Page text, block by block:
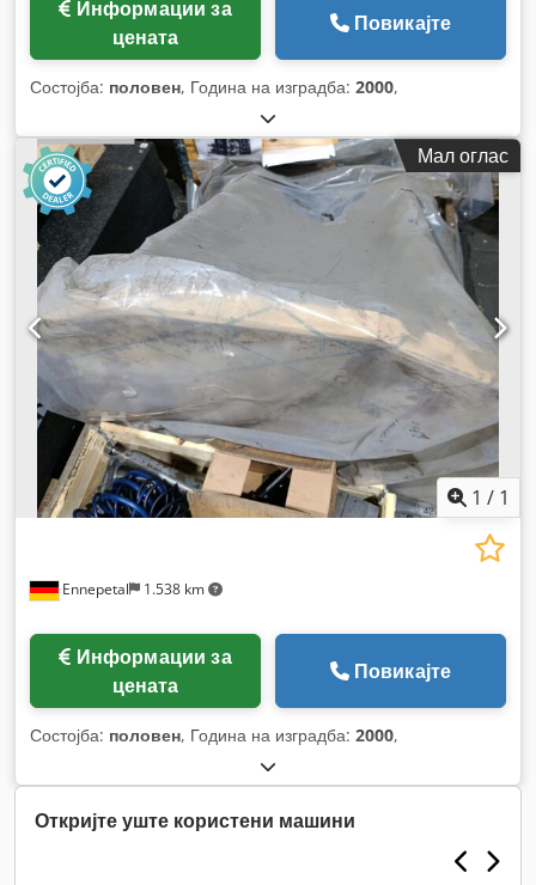
цената
Повикајте
Состојба: половен, Година на изградба: 2000,
Мал оглас
1 / 1
Ennepetal 1.538 km
цената
Повикајте
Состојба: половен, Година на изградба: 2000,
Откријте уште користени машини